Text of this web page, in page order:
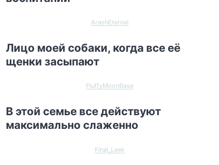
ArashEternal
Лицо моей собаки, когда все её
щенки засыпают
FluffyMoonBase
В этой семье все действуют
максимально слаженно
Final_Leek